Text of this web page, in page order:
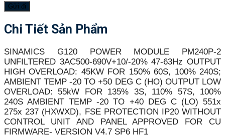
Chi Tiết Sản Phẩm
SINAMICS G120 POWER MODULE PM240P-2
UNFILTERED 3AC500-690V+10/-20% 47-63Hz OUTPUT
HIGH OVERLOAD: 45KW FOR 150% 60S, 100% 240S;
AMBIENT TEMP -20 TO +50 DEG C (HO) OUTPUT LOW
OVERLOAD: 55kW FOR 135% 3S, 110% 57S, 100%
240S AMBIENT TEMP -20 TO +40 DEG C (LO) 551x
275x 237 (HXWXD), FSE PROTECTION IP20 WITHOUT
CONTROL UNIT AND PANEL APPROVED FOR CU
FIRMWARE- VERSION V4.7 SP6 HF1